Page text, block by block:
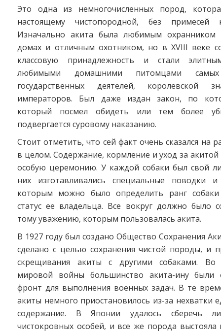
Это одна из немногочисленных пород,
настоящему чистопородной, без примесей
Изначально акита была любимым охранником
домах и отличным охотником, но в XVIII веке
классовую принадлежность и стали
любимыми домашними питомцами самых
государственных деятелей,
императоров. Был даже издан закон, по
который посмел обидеть или тем более
подвергается суровому наказанию.
Стоит отметить, что сей факт очень сказался на
в целом. Содержание, кормление и уход за
особую церемонию. У каждой собаки был свой
них изготавливались специальные поводки
которым можно было определить ранг
статус ее владельца. Все вокруг должно было
тому уважению, которым пользовалась акита.
В 1927 году был создано Общество Сохранения
сделано с целью сохранения чистой породы, и
скрещивания акиты с другими собаками.
мировой войны большинство акита-ину были
фронт для выполнения военных задач. В те
акиты немного приостановилось из-за нехватки
содержание. В Японии удалось сберечь
чистокровных особей, и все же порода выстояла